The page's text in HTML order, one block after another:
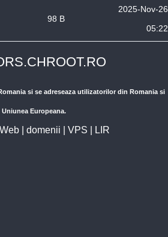
98 B
2025-Nov-26
05:22
si se adreseaza utilizatorilor din Romania si
Uniunea Europeana.
| domenii VPS LIR